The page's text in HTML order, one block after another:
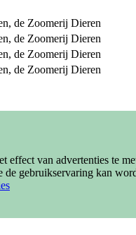
effect van advertenties te
de gebruikservaring kan
de Zoomerij Dieren
de Zoomerij Dieren
de Zoomerij Dieren
de Zoomerij Dieren